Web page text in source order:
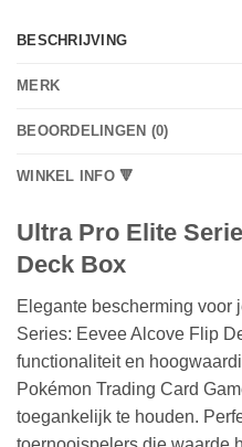
BESCHRIJVING
MERK
BEOORDELINGEN (0)
WINKEL INFO 🔻
Ultra Pro Elite
Deck Box
Elegante bescherming voor
Series: Eevee Alcove Flip
functionaliteit en
Pokémon Trading Card
toegankelijk te houden.